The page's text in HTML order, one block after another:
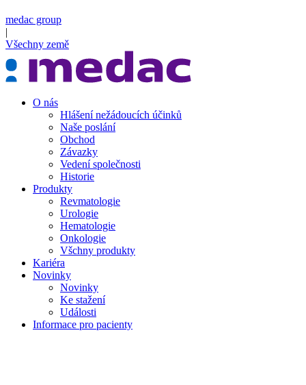
medac group
|
Všechny země
O nás
Hlášení nežádoucích účinků
Naše poslání
Obchod
Závazky
Vedení společnosti
Historie
Produkty
Revmatologie
Urologie
Hematologie
Onkologie
Všchny produkty
Kariéra
Novinky
Novinky
Ke stažení
Události
Informace pro pacienty